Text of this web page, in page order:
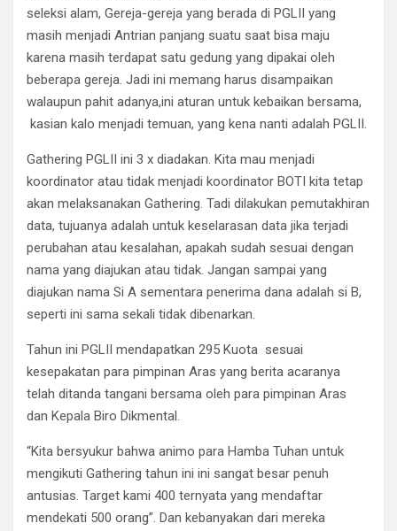
seleksi alam, Gereja-gereja yang berada di PGLII yang
masih menjadi Antrian panjang suatu saat bisa maju
karena masih terdapat satu gedung yang dipakai oleh
beberapa gereja. Jadi ini memang harus disampaikan
walaupun pahit adanya,ini aturan untuk kebaikan bersama,
kasian kalo menjadi temuan, yang kena nanti adalah PGLII.
Gathering PGLII ini 3 x diadakan. Kita mau menjadi
koordinator atau tidak menjadi koordinator BOTI kita tetap
akan melaksanakan Gathering. Tadi dilakukan pemutakhiran
data, tujuanya adalah untuk keselarasan data jika terjadi
perubahan atau kesalahan, apakah sudah sesuai dengan
nama yang diajukan atau tidak. Jangan sampai yang
diajukan nama Si A sementara penerima dana adalah si B,
seperti ini sama sekali tidak dibenarkan.
Tahun ini PGLII mendapatkan 295 Kuota sesuai
kesepakatan para pimpinan Aras yang berita acaranya
telah ditanda tangani bersama oleh para pimpinan Aras
dan Kepala Biro Dikmental.
“Kita bersyukur bahwa animo para Hamba Tuhan untuk
mengikuti Gathering tahun ini ini sangat besar penuh
antusias. Target kami 400 ternyata yang mendaftar
mendekati 500 orang”. Dan kebanyakan dari mereka